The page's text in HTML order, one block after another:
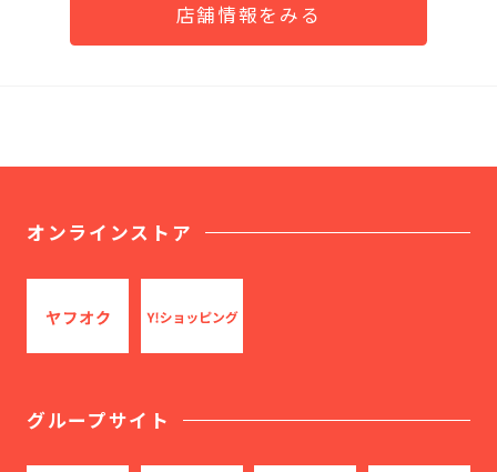
店舗情報をみる
オンラインストア
グループサイト